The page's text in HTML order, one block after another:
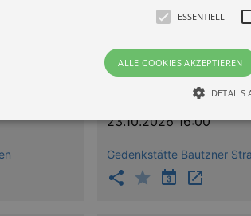
04.10.2026 11:00
23.10.2026 16:00
Gedenkstätte Bautzner
ESSENTIELL
ALLE COOKIES AKZEPTIEREN
DETAILS
Essentiell
werden für die grundlegenden Funktionen unserer